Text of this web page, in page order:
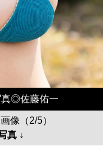
真◎佐藤佑一
像（2/5）
真 ↓